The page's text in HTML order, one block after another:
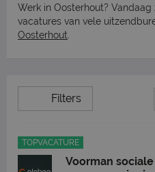
Werk in Oosterhout?
vacatures van vele
Oosterhout
Filters
TOPVACATURE
Voorman